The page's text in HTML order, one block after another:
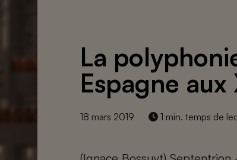
La
Espagne
18 mars 2019 1 min. temps de